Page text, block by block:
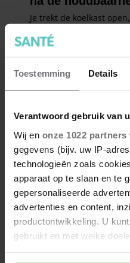
Toestemming Details
Verantwoord gebruik van
Wij en onze 1022 partners
gegevens (bijv. uw IP-
technologieën zoals
apparaat op te slaan en te
gepersonaliseerde
advertenties en content,
productontwikkeling. U
gebruikt en met welke